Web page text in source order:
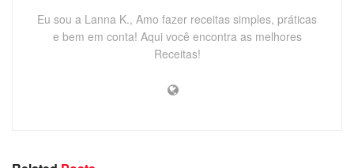
Eu sou a Lanna K., Amo fazer receitas simples, práticas
e bem em conta! Aqui você encontra as melhores
Receitas!